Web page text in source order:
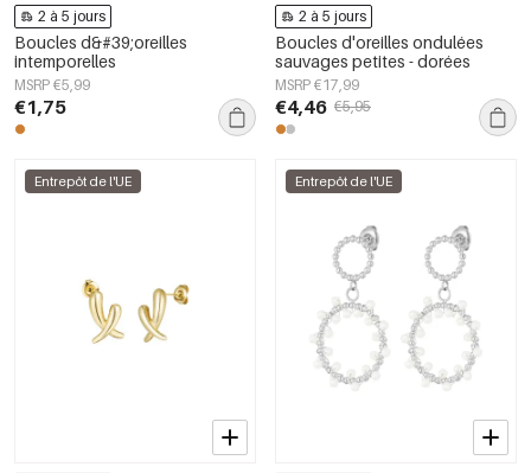
2 à 5 jours
Boucles d&#39;oreilles
intemporelles
MSRP €5,99
€1,75
2 à 5 jours
Boucles d'oreilles ondulées
sauvages petites - dorées
MSRP €17,99
€4,46 €5,95
Entrepôt de l'UE Entrepôt de l'UE